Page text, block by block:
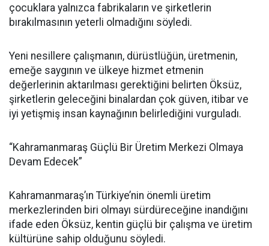
çocuklara yalnızca fabrikaların ve şirketlerin
bırakılmasının yeterli olmadığını söyledi.
Yeni nesillere çalışmanın, dürüstlüğün, üretmenin,
emeğe saygının ve ülkeye hizmet etmenin
değerlerinin aktarılması gerektiğini belirten Öksüz,
şirketlerin geleceğini binalardan çok güven, itibar ve
iyi yetişmiş insan kaynağının belirlediğini vurguladı.
“Kahramanmaraş Güçlü Bir Üretim Merkezi Olmaya
Devam Edecek”
Kahramanmaraş’ın Türkiye’nin önemli üretim
merkezlerinden biri olmayı sürdüreceğine inandığını
ifade eden Öksüz, kentin güçlü bir çalışma ve üretim
kültürüne sahip olduğunu söyledi.